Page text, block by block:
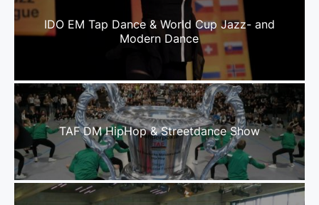
IDO EM Tap Dance & World Cup Jazz- and
Modern Dance
TAF DM HipHop & Streetdance Show